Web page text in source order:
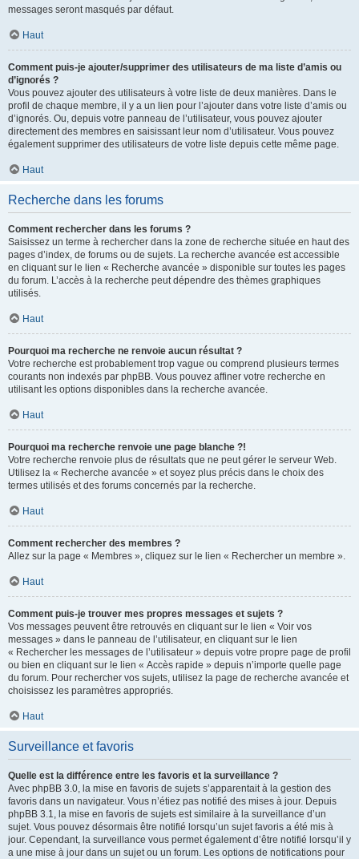
messages seront masqués par défaut.
Haut
Comment puis-je ajouter/supprimer des utilisateurs de ma liste d’amis ou
d’ignorés ?
Vous pouvez ajouter des utilisateurs à votre liste de deux manières. Dans le
profil de chaque membre, il y a un lien pour l’ajouter dans votre liste d’amis ou
d’ignorés. Ou, depuis votre panneau de l’utilisateur, vous pouvez ajouter
directement des membres en saisissant leur nom d’utilisateur. Vous pouvez
également supprimer des utilisateurs de votre liste depuis cette même page.
Haut
Recherche dans les forums
Comment rechercher dans les forums ?
Saisissez un terme à rechercher dans la zone de recherche située en haut des
pages d’index, de forums ou de sujets. La recherche avancée est accessible
en cliquant sur le lien « Recherche avancée » disponible sur toutes les pages
du forum. L’accès à la recherche peut dépendre des thèmes graphiques
utilisés.
Haut
Pourquoi ma recherche ne renvoie aucun résultat ?
Votre recherche est probablement trop vague ou comprend plusieurs termes
courants non indexés par phpBB. Vous pouvez affiner votre recherche en
utilisant les options disponibles dans la recherche avancée.
Haut
Pourquoi ma recherche renvoie une page blanche ?!
Votre recherche renvoie plus de résultats que ne peut gérer le serveur Web.
Utilisez la « Recherche avancée » et soyez plus précis dans le choix des
termes utilisés et des forums concernés par la recherche.
Haut
Comment rechercher des membres ?
Allez sur la page « Membres », cliquez sur le lien « Rechercher un membre ».
Haut
Comment puis-je trouver mes propres messages et sujets ?
Vos messages peuvent être retrouvés en cliquant sur le lien « Voir vos
messages » dans le panneau de l’utilisateur, en cliquant sur le lien
« Rechercher les messages de l’utilisateur » depuis votre propre page de profil
ou bien en cliquant sur le lien « Accès rapide » depuis n’importe quelle page
du forum. Pour rechercher vos sujets, utilisez la page de recherche avancée et
choisissez les paramètres appropriés.
Haut
Surveillance et favoris
Quelle est la différence entre les favoris et la surveillance ?
Avec phpBB 3.0, la mise en favoris de sujets s’apparentait à la gestion des
favoris dans un navigateur. Vous n’étiez pas notifié des mises à jour. Depuis
phpBB 3.1, la mise en favoris de sujets est similaire à la surveillance d’un
sujet. Vous pouvez désormais être notifié lorsqu’un sujet favoris a été mis à
jour. Cependant, la surveillance vous permet également d’être notifié lorsqu’il y
a une mise à jour dans un sujet ou un forum. Les options de notifications pour